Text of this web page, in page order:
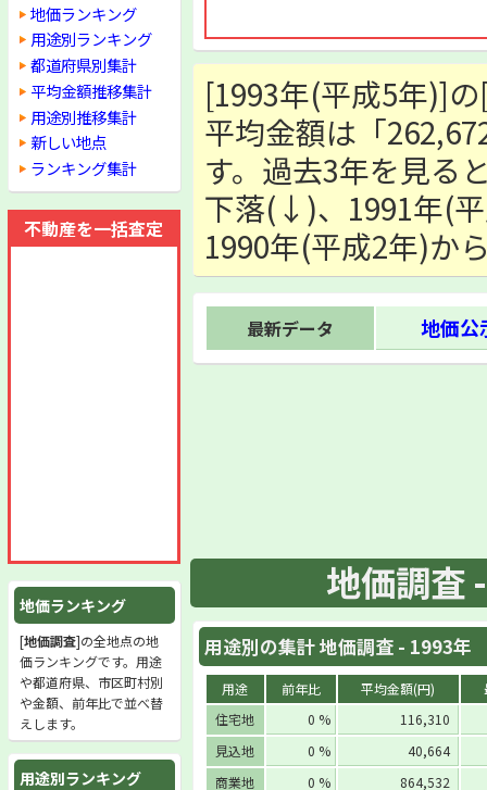
[1993年(平成5年)]
平均金額は「
す。過去3年を見る
下落(↓)、1991年(
1990年(平成2年)か
最新データ 地価
地価調査
用途別の集計 地価調査 - 1993年
用途 前年比 平均金額(円)
住宅地
0 %
116,310
見込地
0 %
40,664
商業地
0 %
864,532
地価ランキング
用途別ランキング
都道府県別集計
平均金額推移集計
用途別推移集計
新しい地点
ランキング集計
不動産を一括査定
地価ランキング
[地価調査]の全地点の地
価ランキングです。用途
や都道府県、市区町村別
や金額、前年比で並べ替
えします。
用途別ランキング